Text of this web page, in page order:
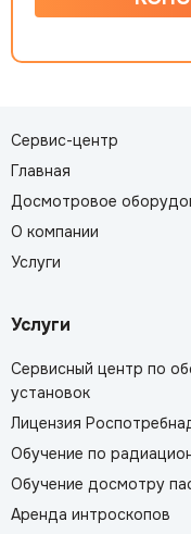
Сервис-центр
Главная
Досмотровое
О компании
Услуги
Услуги
Сервисный центр по
установок
Лицензия
Обучение по
Обучение досмотру
Аренда интроскопов